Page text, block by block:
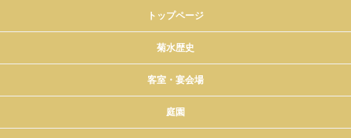
トップページ
菊水歴史
客室・宴会場
庭園